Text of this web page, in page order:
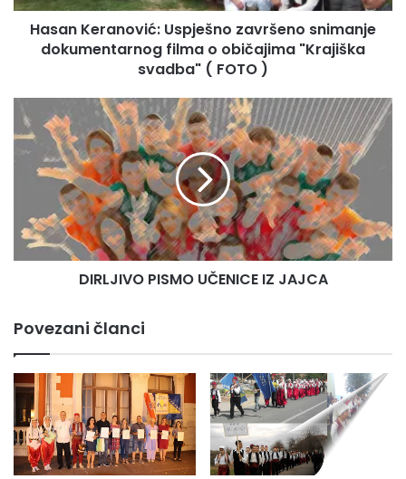
a
U
v
r
š
e
o
s
n
Hasan Keranović: Uspješno završeno snimanje
dokumentarnog filma o običajima "Krajiška
svadba" ( FOTO )
O
P
O
U
Č
E
I
C
E
DIRLJIVO PISMO UČENICE IZ JAJCA
Povezani članci